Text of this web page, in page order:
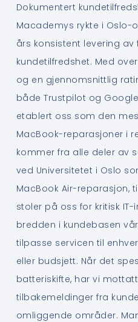
Dokumentert
Macademys rykte i Oslo-
års konsistent levering
kundetilfredshet. Med
og en gjennomsnittlig
både Trustpilot og
etablert oss som den
MacBook-reparasjoner i
kommer fra alle deler av
ved Universitetet i Oslo
MacBook Air-reparasjon,
stoler på oss for kritisk IT-
bredden i kundebasen
tilpasse servicen til
eller budsjett. Når det
batteriskifte, har vi
tilbakemeldinger fra
omliggende områder.